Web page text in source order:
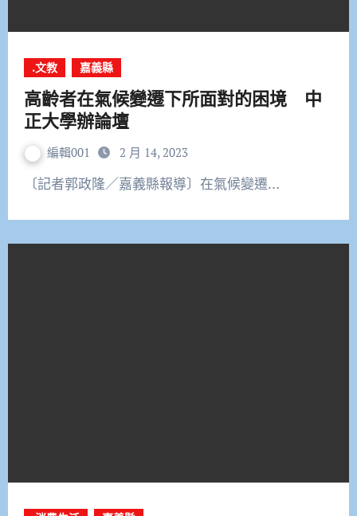
.文教 嘉義縣
高齡者在氣候變遷下所面對的困境 中
正大學辦論壇
編輯001 2 月 14, 2023
〔記者郭政隆／嘉義縣報導〕在氣候變遷…